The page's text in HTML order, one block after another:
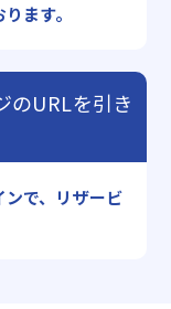
ます。
のURLを引き
で、リザービ